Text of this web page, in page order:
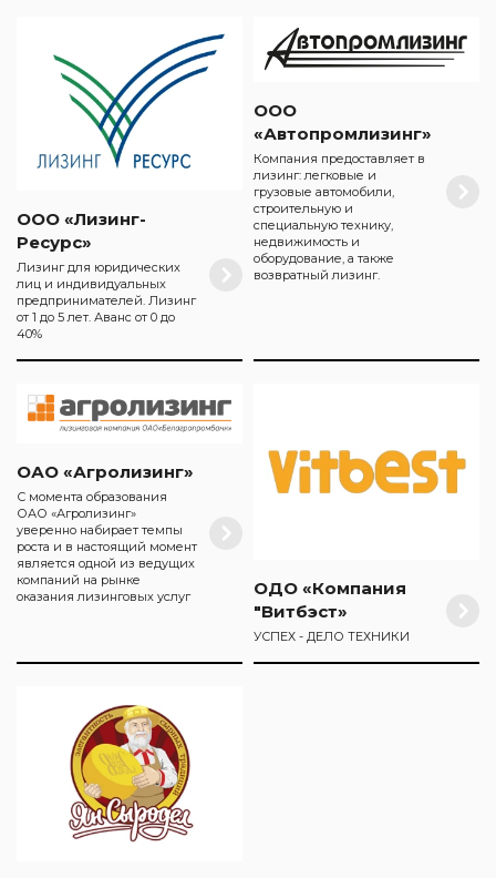
ООО «Лизинг-
Ресурс»
Лизинг для юридических
лиц и индивидуальных
предпринимателей. Лизинг
от 1 до 5 лет. Аванс от 0 до
40%
ООО
«Автопромлизинг»
Компания предоставляет в
лизинг: легковые и
грузовые автомобили,
строительную и
специальную технику,
недвижимость и
оборудование, а также
возвратный лизинг.
ОАО «Агролизинг»
С момента образования
ОАО «Агролизинг»
уверенно набирает темпы
роста и в настоящий момент
является одной из ведущих
компаний на рынке
оказания лизинговых услуг
ОДО «Компания
"Витбэст»
УСПЕХ - ДЕЛО ТЕХНИКИ